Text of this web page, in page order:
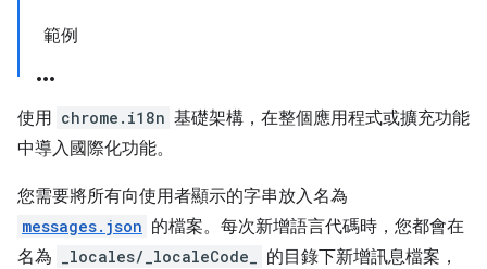
範例
使用 chrome.i18n 基礎架構，在整個應用程式或擴充功能
中導入國際化功能。
您需要將所有向使用者顯示的字串放入名為
messages.json 的檔案。每次新增語言代碼時，您都會在
名為
_locales/_localeCode_
的目錄下新增訊息檔案，